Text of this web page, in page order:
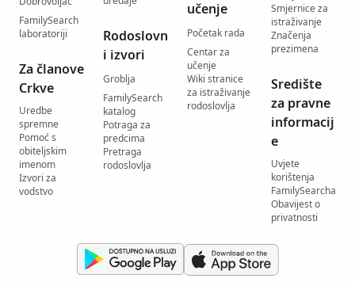
FamilySearch
laboratoriji
Za članove
Crkve
Uredbe
spremne
Pomoć s
obiteljskim
imenom
Izvori za
vodstvo
Rodoslovn
i izvori
Groblja
FamilySearch
katalog
Potraga za
predcima
Pretraga
rodoslovlja
učenje
Početak rada
Centar za
učenje
Wiki stranice
za istraživanje
rodoslovlja
Smjernice za
istraživanje
Značenja
prezimena
Središte
za pravne
informacij
e
Uvjete
korištenja
FamilySearcha
Obavijest o
privatnosti